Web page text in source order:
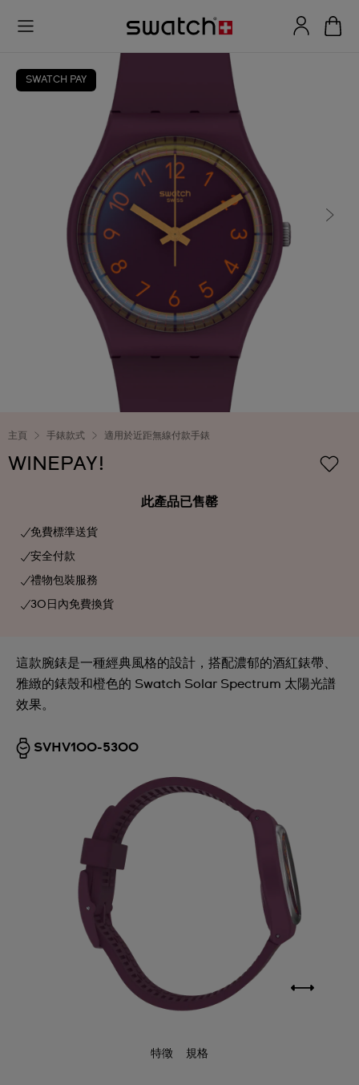
SWATCH PAY
主頁 手錶款式 適用於近距無線付款手錶
WINEPAY!
此產品已售罄
免費標準送貨
安全付款
禮物包裝服務
30日內免費換貨
這款腕錶是一種經典風格的設計，搭配濃郁的酒紅錶帶、
雅緻的錶殼和橙色的 Swatch Solar Spectrum 太陽光譜
效果。
SVHV100-5300
特徵 規格